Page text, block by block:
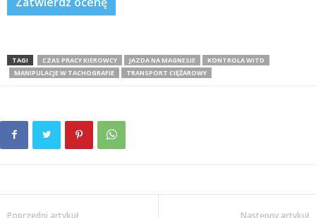
TAGI CZAS PRACY KIEROWCY JAZDA NA MAGNESIE
KONTROLA WITD
MANIPULACJE W TACHOGRAFIE
TRANSPORT CIĘŻAROWY